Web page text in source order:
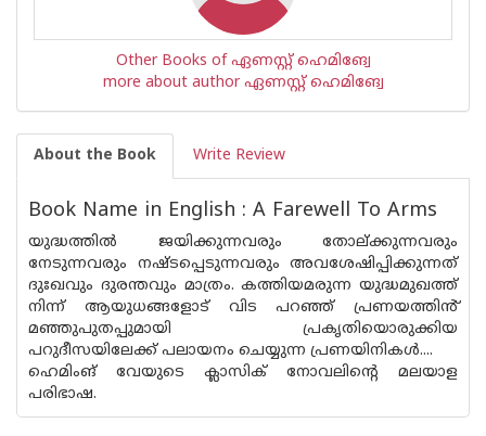
Other Books of ഏണസ്റ്റ് ഹെമിങ്വേ
more about author ഏണസ്റ്റ് ഹെമിങ്വേ
About the Book Write Review
Book Name in English : A Farewell To Arms
യുദ്ധത്തിൽ ജയിക്കുന്നവരും തോല്ക്കുന്നവരും
നേടുന്നവരും നഷ്‌ടപ്പെടുന്നവരും അവശേഷിപ്പിക്കുന്നത്
ദുഃഖവും ദുരന്തവും മാത്രം. കത്തിയമരുന്ന യുദ്ധമുഖത്ത്
നിന്ന് ആയുധങ്ങളോട് വിട പറഞ്ഞ് പ്രണയത്തിൻ്
മഞ്ഞുപുതപ്പുമായി പ്രകൃതിയൊരുക്കിയ
പറുദീസയിലേക്ക് പലായനം ചെയ്യുന്ന പ്രണയിനികൾ....
ഹെമിംങ് വേയുടെ ക്ലാസിക് നോവലിൻ്റെ മലയാള
പരിഭാഷ.